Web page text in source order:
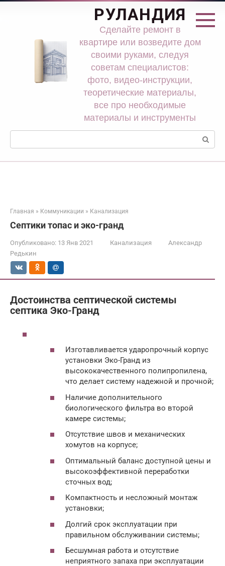
Перейти
РУЛАНДИЯ
Сделайте ремонт в
квартире или возведите дом
своими руками, следуя
советам специалистов:
фото, видео-инструкции,
теоретические материалы,
все про необходимые
материалы и инструменты
Поиск:
Главная » Коммуникации » Канализация
Септики топас и эко-гранд
Опубликовано: 13 Янв 2021 Канализация
Александр
Редькин
Достоинства септической системы
септика Эко-Гранд
Изготавливается ударопрочный корпус
установки Эко-Гранд из
высококачественного полипропилена,
что делает систему надежной и прочной;
Наличие дополнительного
биологического фильтра во второй
камере системы;
Отсутствие швов и механических
хомутов на корпусе;
Оптимальный баланс доступной цены и
высокоэффективной переработки
сточных вод;
Компактность и несложный монтаж
установки;
Долгий срок эксплуатации при
правильном обслуживании системы;
Бесшумная работа и отсутствие
неприятного запаха при эксплуатации